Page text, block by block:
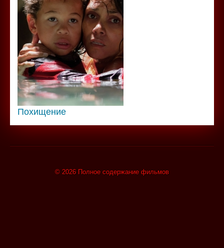
Похищение
© 2026 Полное содержание фильмов